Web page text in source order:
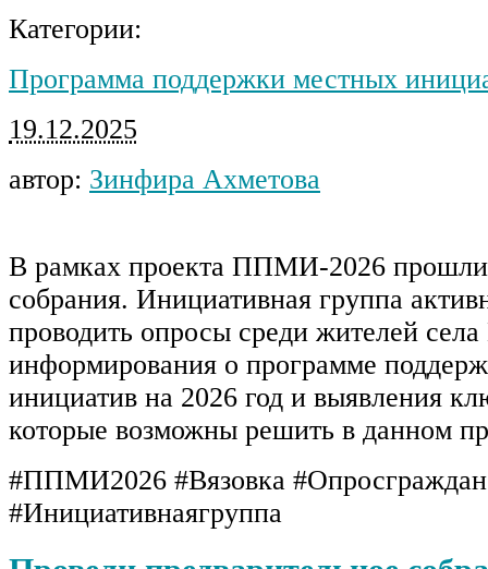
Категории:
Программа поддержки местных
19.12.2025
автор: Зинфира Ахметова
В рамках проекта ППМИ-2026 прошли
собрания. Инициативная группа
проводить опросы среди жителей села
информирования о программе
инициатив на 2026 год и выявления
которые возможны решить в данном
#ППМИ2026 #Вязовка #Опросграждан
#Инициативнаягруппа